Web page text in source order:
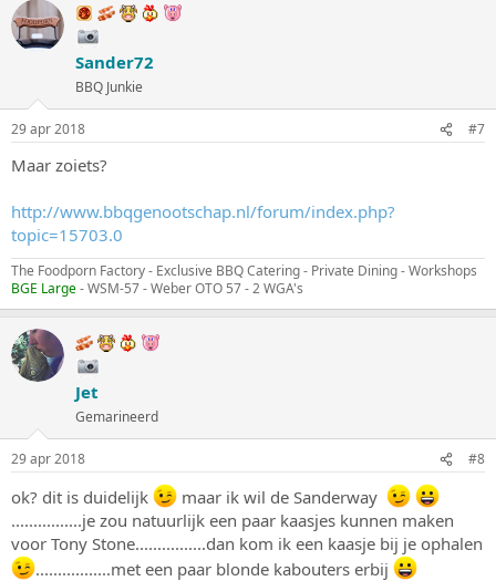
Sander72
BBQ Junkie
29 apr 2018 #7
Maar zoiets?
http://www.bbqgenootschap.nl/forum/index.php?
topic=15703.0
The Foodporn Factory - Exclusive BBQ Catering - Private Dining - Workshops
BGE Large- WSM-57 - Weber OTO 57 - 2 WGA's
Jet
Gemarineerd
29 apr 2018 #8
ok? dit is duidelijk
maar ik wil de Sanderway
................je zou natuurlijk een paar kaasjes kunnen maken
voor Tony Stone................dan kom ik een kaasje bij je ophalen
.................met een paar blonde kabouters erbij